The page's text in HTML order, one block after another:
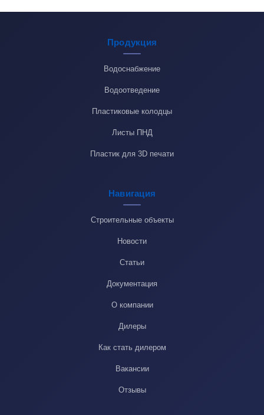
Продукция
Водоснабжение
Водоотведение
Пластиковые колодцы
Листы ПНД
Пластик для 3D печати
Навигация
Строительные объекты
Новости
Статьи
Документация
О компании
Дилеры
Как стать дилером
Вакансии
Отзывы